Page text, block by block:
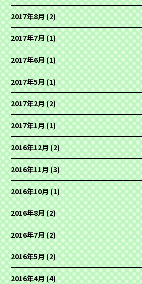
2017年8月(2)
2017年7月(1)
2017年6月(1)
2017年5月(1)
2017年2月(2)
2017年1月(1)
2016年12月(2)
2016年11月(3)
2016年10月(1)
2016年8月(2)
2016年7月(2)
2016年5月(2)
2016年4月(4)